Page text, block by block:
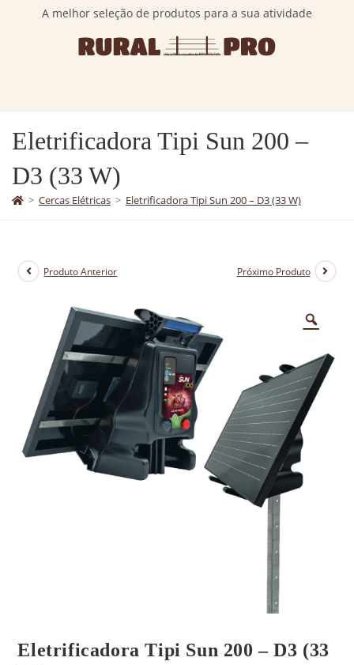
A melhor seleção de produtos para a sua atividade
Eletrificadora Tipi Sun 200 –
D3 (33 W)
> Cercas Elétricas > Eletrificadora Tipi Sun 200 – D3 (33 W)
Produto Anterior Próximo Produto
Eletrificadora Tipi Sun 200 – D3 (33